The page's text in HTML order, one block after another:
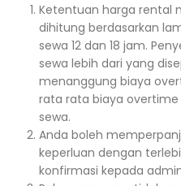
Ketentuan harga rental
dihitung berdasarkan
sewa 12 dan 18 jam.
sewa lebih dari yang
menanggung biaya
rata rata biaya overtime
sewa.
Anda boleh
keperluan dengan
konfirmasi kepada